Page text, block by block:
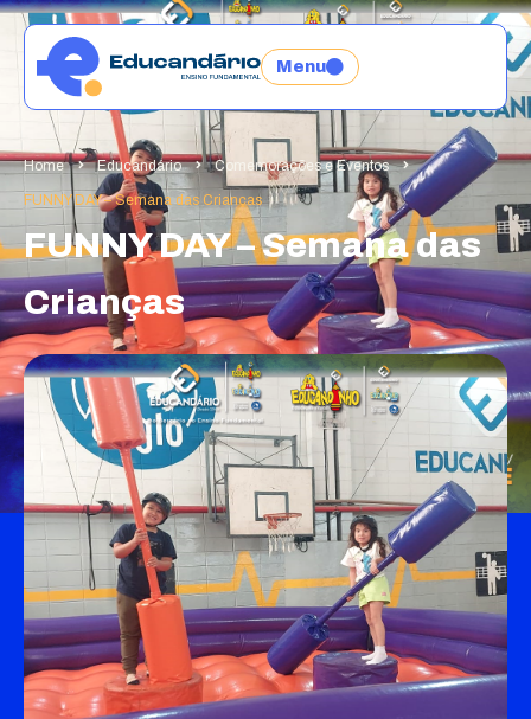
Menu
Home Educandário Comemorações e Eventos
FUNNY DAY – Semana das Crianças
FUNNY DAY – Semana das
Crianças